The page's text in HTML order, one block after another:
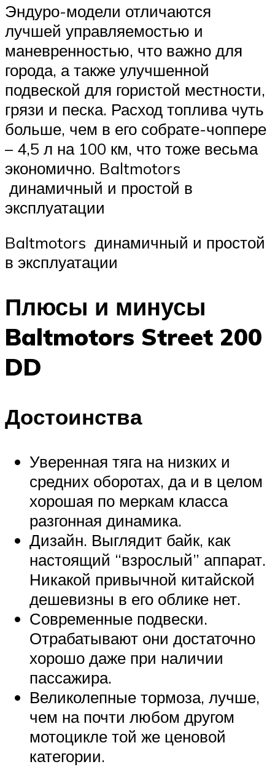
Эндуро-модели отличаются
лучшей управляемостью и
маневренностью, что важно для
города, а также улучшенной
подвеской для гористой местности,
грязи и песка. Расход топлива чуть
больше, чем в его собрате-чоппере
– 4,5 л на 100 км, что тоже весьма
экономично. Baltmotors
динамичный и простой в
эксплуатации
Baltmotors динамичный и простой
в эксплуатации
Плюсы и минусы
Baltmotors Street 200
DD
Достоинства
Уверенная тяга на низких и
средних оборотах, да и в целом
хорошая по меркам класса
разгонная динамика.
Дизайн. Выглядит байк, как
настоящий “взрослый” аппарат.
Никакой привычной китайской
дешевизны в его облике нет.
Современные подвески.
Отрабатывают они достаточно
хорошо даже при наличии
пассажира.
Великолепные тормоза, лучше,
чем на почти любом другом
мотоцикле той же ценовой
категории.